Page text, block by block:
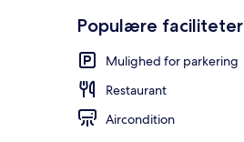
Populære faciliteter
Mulighed for parkering
Restaurant
Aircondition